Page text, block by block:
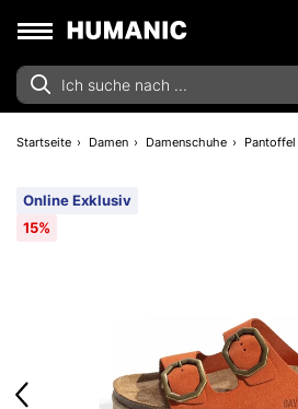
Startseite Damen Damenschuhe Pantoffel
Online Exklusiv
15%